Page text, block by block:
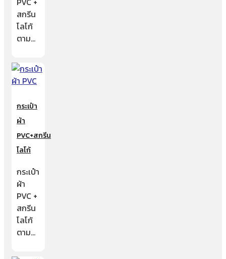
สกรีน
โลโก้
ตาม…
กระเป๋า
ผ้า
PVC+สกรีน
โลโก้
กระเป๋า
ผ้า
PVC +
สกรีน
โลโก้
ตาม…